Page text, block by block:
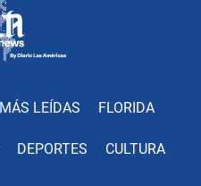
MÁS LEÍDAS FLORIDA
DEPORTES CULTURA